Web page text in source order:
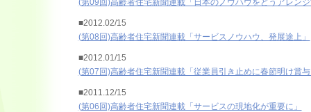
(第09回)高齢者住宅新聞連載「日本のノウハウをどうアレン
■2012.02/15
(第08回)高齢者住宅新聞連載「サービスノウハウ、発展途上」
■2012.01/15
(第07回)高齢者住宅新聞連載「従業員引き止めに春節明け賞
■2011.12/15
(第06回)高齢者住宅新聞連載「サービスの現地化が重要に」